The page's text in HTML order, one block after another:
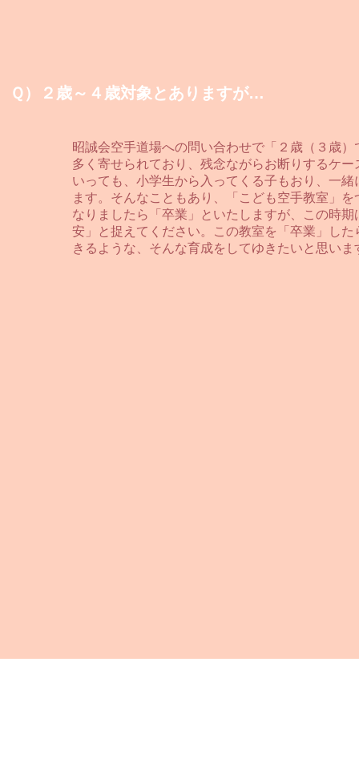
Ｑ）２歳～４歳対象とありますが…
昭誠会空手道場への問い合わせで「２歳（３歳
多く寄せられており、残念ながらお断りするケ
いっても、小学生から入ってくる子もおり、一
ます。そんなこともあり、「こども空手教室」
なりましたら「卒業」といたしますが、この時
安」と捉えてください。この教室を「卒業」し
きるような、そんな育成をしてゆきたいと思いま